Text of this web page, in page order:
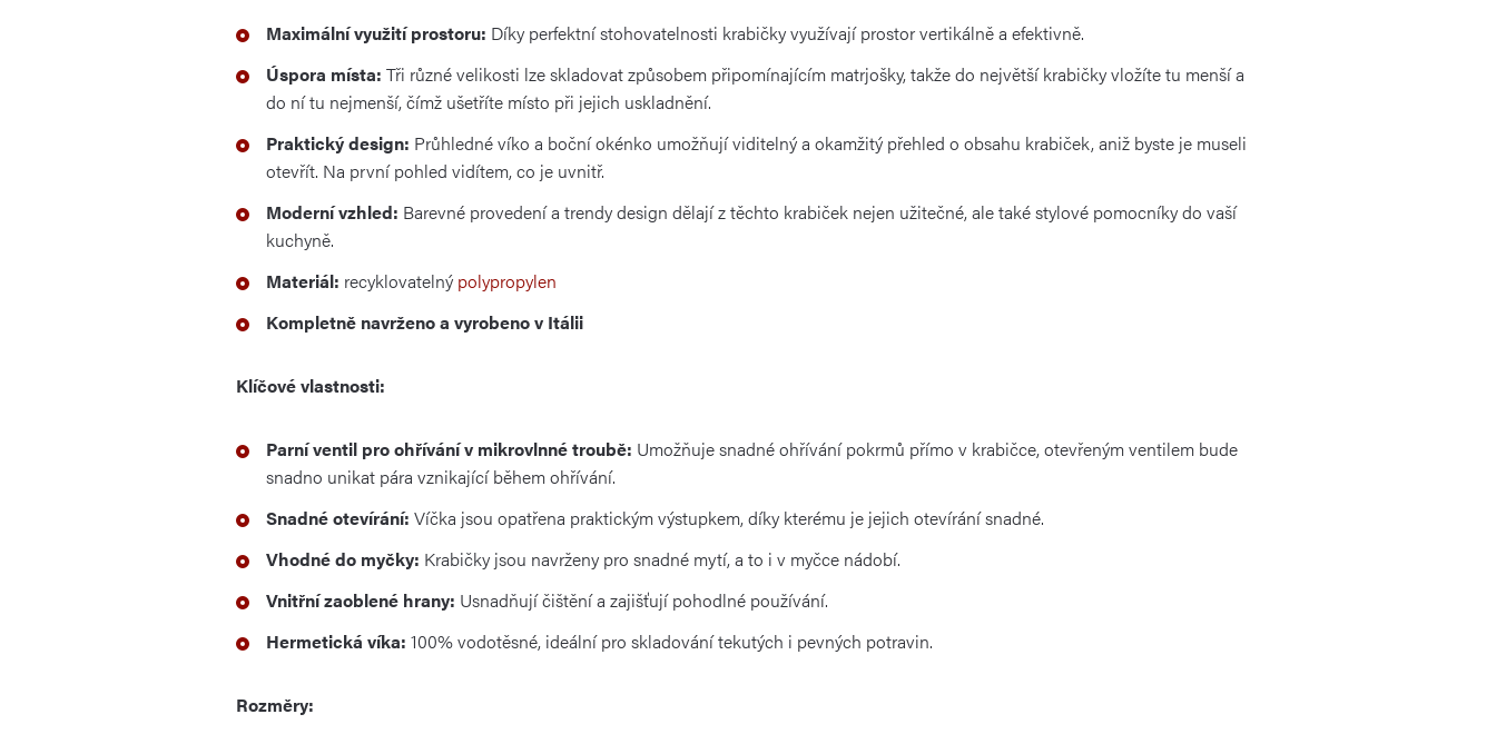
Maximální využití prostoru: Díky perfektní stohovatelnosti krabičky využívají prostor vertikálně a efektivně.
Úspora místa: Tři různé velikosti lze skladovat způsobem připomínajícím matrjošky, takže do největší krabičky vložíte tu menší a
do ní tu nejmenší, čímž ušetříte místo při jejich uskladnění.
Praktický design: Průhledné víko a boční okénko umožňují viditelný a okamžitý přehled o obsahu krabiček, aniž byste je museli
otevřít. Na první pohled vidítem, co je uvnitř.
Moderní vzhled: Barevné provedení a trendy design dělají z těchto krabiček nejen užitečné, ale také stylové pomocníky do vaší
kuchyně.
Materiál: recyklovatelný polypropylen
Kompletně navrženo a vyrobeno v Itálii
Klíčové vlastnosti:
Parní ventil pro ohřívání v mikrovlnné troubě: Umožňuje snadné ohřívání pokrmů přímo v krabičce, otevřeným ventilem bude
snadno unikat pára vznikající během ohřívání.
Snadné otevírání: Víčka jsou opatřena praktickým výstupkem, díky kterému je jejich otevírání snadné.
Vhodné do myčky: Krabičky jsou navrženy pro snadné mytí, a to i v myčce nádobí.
Vnitřní zaoblené hrany: Usnadňují čištění a zajišťují pohodlné používání.
Hermetická víka: 100% vodotěsné, ideální pro skladování tekutých i pevných potravin.
Rozměry: